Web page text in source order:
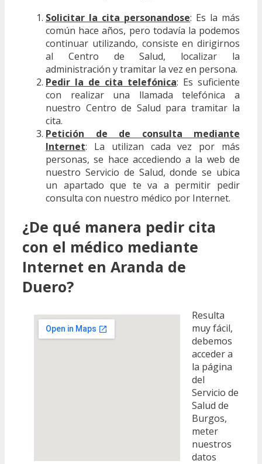
Solicitar la cita personandose: Es la más
común hace años, pero todavía la podemos
continuar utilizando, consiste en dirigirnos
al Centro de Salud, localizar la
administración y tramitar la vez en persona.
Pedir la de cita telefónica: Es suficiente
con realizar una llamada telefónica a
nuestro Centro de Salud para tramitar la
cita.
Petición de de consulta mediante
Internet: La utilizan cada vez por más
personas, se hace accediendo a la web de
nuestro Servicio de Salud, donde se ubica
un apartado que te va a permitir pedir
consulta con nuestro médico por Internet.
¿De qué manera pedir cita
con el médico mediante
Internet en Aranda de
Duero?
Resulta
muy fácil,
debemos
acceder a
la página
del
Servicio de
Salud de
Burgos,
meter
nuestros
datos